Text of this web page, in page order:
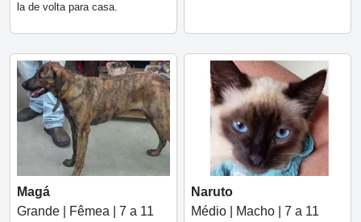
la de volta para casa.
Magá
Grande | Fêmea | 7 a 11
Naruto
Médio | Macho | 7 a 11